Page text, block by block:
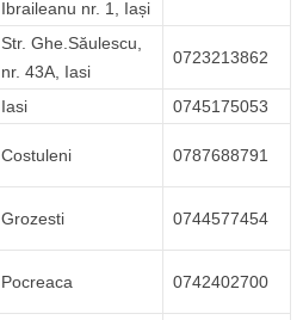
Ibraileanu nr. 1, Iași
Str. Ghe.Săulescu,
nr. 43A, Iasi
0723213862
Iasi 0745175053
Costuleni 0787688791
Grozesti 0744577454
Pocreaca 0742402700